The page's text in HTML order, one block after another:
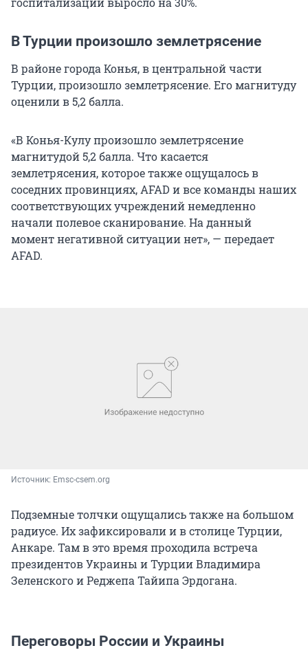
В Турции произошло землетрясение
В районе города Конья, в центральной части
Турции, произошло землетрясение. Его магнитуду
оценили в 5,2 балла.
«В Конья-Кулу произошло землетрясение
магнитудой 5,2 балла. Что касается
землетрясения, которое также ощущалось в
соседних провинциях, AFAD и все команды наших
соответствующих учреждений немедленно
начали полевое сканирование. На данный
момент негативной ситуации нет», — передает
AFAD.
Источник: Emsc-csem.org
Подземные толчки ощущались также на большом
радиусе. Их зафиксировали и в столице Турции,
Анкаре. Там в это время проходила встреча
президентов Украины и Турции Владимира
Зеленского и Реджепа Тайипа Эрдогана.
Переговоры России и Украины